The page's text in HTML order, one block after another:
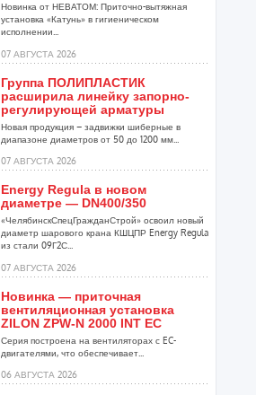
Новинка от НЕВАТОМ: Приточно-вытяжная
установка «Катунь» в гигиеническом
исполнении...
07 АВГУСТА 2026
Группа ПОЛИПЛАСТИК
расширила линейку запорно-
регулирующей арматуры
Новая продукция – задвижки шиберные в
диапазоне диаметров от 50 до 1200 мм...
07 АВГУСТА 2026
Energy Regula в новом
диаметре — DN400/350
«ЧелябинскСпецГражданСтрой» освоил новый
диаметр шарового крана КШЦПР Energy Regula
из стали 09Г2С...
07 АВГУСТА 2026
Новинка — приточная
вентиляционная установка
ZILON ZPW-N 2000 INT EC
Серия построена на вентиляторах с EC-
двигателями, что обеспечивает...
06 АВГУСТА 2026